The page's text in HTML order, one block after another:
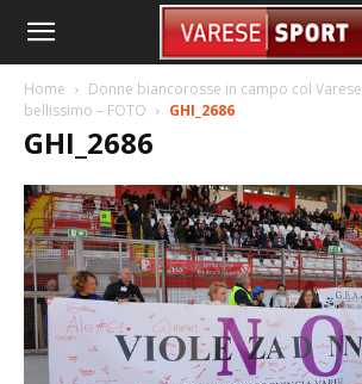
Home
Donne biancorosse in campo col
bellissimo – FOTO
GHI_2686
GHI_2686